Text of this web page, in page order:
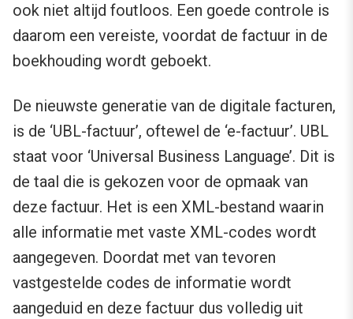
ook niet altijd foutloos. Een goede controle is
daarom een vereiste, voordat de factuur in de
boekhouding wordt geboekt.
De nieuwste generatie van de digitale facturen,
is de ‘UBL-factuur’, oftewel de ‘e-factuur’. UBL
staat voor ‘Universal Business Language’. Dit is
de taal die is gekozen voor de opmaak van
deze factuur. Het is een XML-bestand waarin
alle informatie met vaste XML-codes wordt
aangegeven. Doordat met van tevoren
vastgestelde codes de informatie wordt
aangeduid en deze factuur dus volledig uit